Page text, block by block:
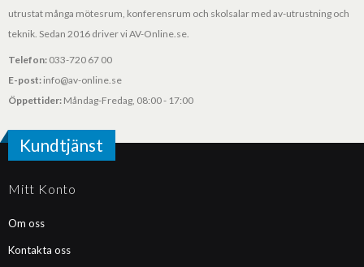
utrustat många mötesrum, konferensrum och skolsalar med av-utrustning och
teknik. Sedan 2016 driver vi AV-Online.se.
Telefon: 033-720 67 00
E-post: info@av-online.se
Öppettider: Måndag-Fredag, 08:00 - 17:00
Kundtjänst
Mitt Konto
Om oss
Kontakta oss